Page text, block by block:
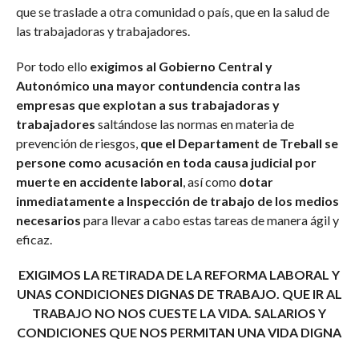
que se traslade a otra comunidad o país, que en la salud de
las trabajadoras y trabajadores.
Por todo ello exigimos al Gobierno Central y
Autonómico una mayor contundencia contra las
empresas que explotan a sus trabajadoras y
trabajadores saltándose las normas en materia de
prevención de riesgos, que el Departament de Treball se
persone como acusación en toda causa judicial por
muerte en accidente laboral, así como dotar
inmediatamente a Inspección de trabajo de los medios
necesarios para llevar a cabo estas tareas de manera ágil y
eficaz.
EXIGIMOS LA RETIRADA DE LA REFORMA LABORAL Y
UNAS CONDICIONES DIGNAS DE TRABAJO. QUE IR AL
TRABAJO NO NOS CUESTE LA VIDA. SALARIOS Y
CONDICIONES QUE NOS PERMITAN UNA VIDA DIGNA